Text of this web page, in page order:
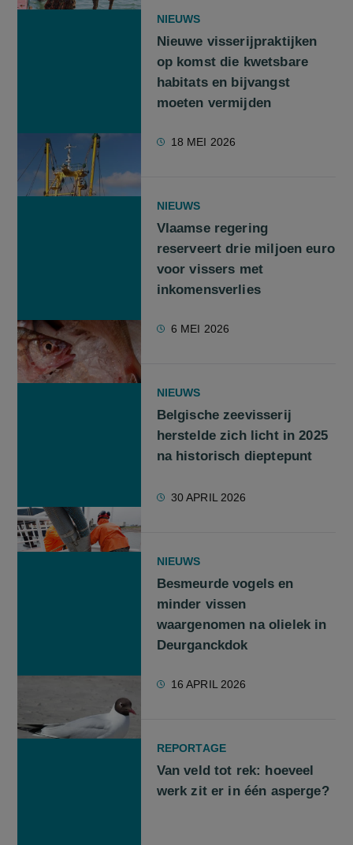
NIEUWS
Nieuwe visserijpraktijken
op komst die kwetsbare
habitats en bijvangst
moeten vermijden
18 MEI 2026
NIEUWS
Vlaamse regering
reserveert drie miljoen euro
voor vissers met
inkomensverlies
6 MEI 2026
NIEUWS
Belgische zeevisserij
herstelde zich licht in 2025
na historisch dieptepunt
30 APRIL 2026
NIEUWS
Besmeurde vogels en
minder vissen
waargenomen na olielek in
Deurganckdok
16 APRIL 2026
REPORTAGE
Van veld tot rek: hoeveel
werk zit er in één asperge?